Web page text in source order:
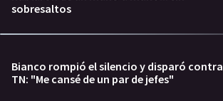
sobresaltos
Bianco rompió el silencio y disparó contra
TN: "Me cansé de un par de jefes"